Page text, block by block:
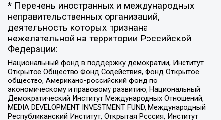
* Перечень иностранных и международных
неправительственных организаций,
деятельность которых признана
нежелательной на территории Российской
Федерации:
Национальный фонд в поддержку демократии, Институт
Открытое Общество Фонд Содействия, Фонд Открытое
общество, Американо-российский фонд по
экономическому и правовому развитию, Национальный
Демократический Институт Международных Отношений,
MEDIA DEVELOPMENT INVESTMENT FUND, Международный
Республиканский Институт, Открытая Россия, Институт